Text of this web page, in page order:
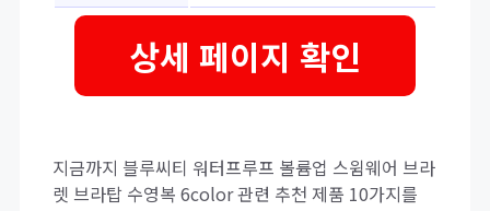
상세 페이지 확인
지금까지 블루씨티 워터프루프 볼륨업 스윔웨어 브라
렛 브라탑 수영복 6color 관련 추천 제품 10가지를